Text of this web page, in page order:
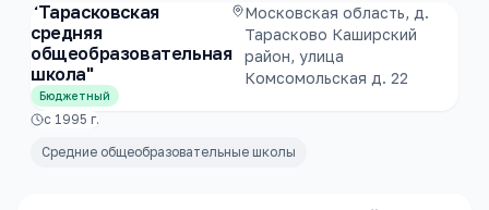
"Тарасковская
средняя
общеобразовательная
школа"
Бюджетный
Московская область, д.
Тарасково Каширский
район, улица
Комсомольская д. 22
с 1995 г.
Средние общеобразовательные школы